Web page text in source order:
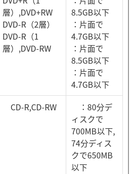
層）,DVD+RW
DVD-R（2層）
DVD-R（1
層）,DVD-RW
8.5GB以下
：片面で
4.7GB以下
：片面で
8.5GB以下
：片面で
4.7GB以下
CD-R,CD-RW
：80分デ
ィスクで
700MB以下,
74分ディス
クで650MB
以下